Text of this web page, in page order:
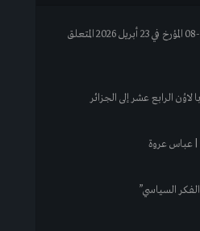
عن القانون العضوي رقم 26-08 المؤرخ في 23 أبريل 2026 المتعلق
الرابع عشر إلى الجزائر
| عباس عروة
السياسي”